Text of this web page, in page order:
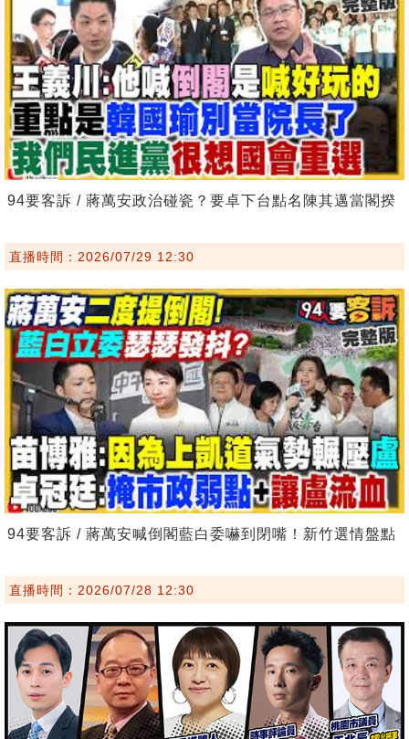
94要客訴 / 蔣萬安政治碰瓷？要卓下台點名陳其邁當閣揆
直播時間：2026/07/29 12:30
94要客訴 / 蔣萬安喊倒閣藍白委嚇到閉嘴！新竹選情盤點
直播時間：2026/07/28 12:30